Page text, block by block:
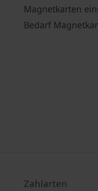
Magnetkarten
Bedarf
Zahlarten